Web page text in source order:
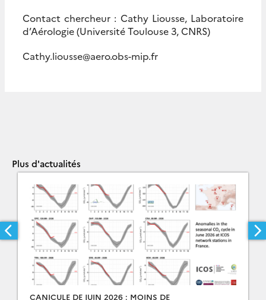
Contact chercheur : Cathy Liousse, Laboratoire
d’Aérologie (Université Toulouse 3, CNRS)
Cathy.liousse@aero.obs-mip.fr
Plus d'actualités
CANICULE DE JUIN 2026 : MOINS DE